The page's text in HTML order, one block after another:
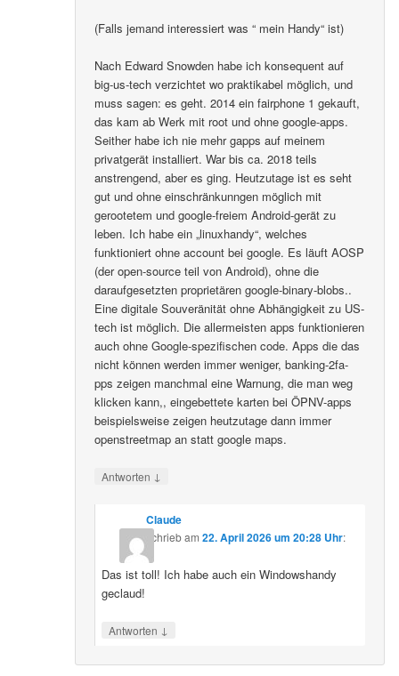
(Falls jemand interessiert was “ mein Handy“ ist)
Nach Edward Snowden habe ich konsequent auf
big-us-tech verzichtet wo praktikabel möglich, und
muss sagen: es geht. 2014 ein fairphone 1 gekauft,
das kam ab Werk mit root und ohne google-apps.
Seither habe ich nie mehr gapps auf meinem
privatgerät installiert. War bis ca. 2018 teils
anstrengend, aber es ging. Heutzutage ist es seht
gut und ohne einschränkunngen möglich mit
gerootetem und google-freiem Android-gerät zu
leben. Ich habe ein „linuxhandy“, welches
funktioniert ohne account bei google. Es läuft AOSP
(der open-source teil von Android), ohne die
daraufgesetzten proprietären google-binary-blobs..
Eine digitale Souveränität ohne Abhängigkeit zu US-
tech ist möglich. Die allermeisten apps funktionieren
auch ohne Google-spezifischen code. Apps die das
nicht können werden immer weniger, banking-2fa-
pps zeigen manchmal eine Warnung, die man weg
klicken kann,, eingebettete karten bei ÖPNV-apps
beispielsweise zeigen heutzutage dann immer
openstreetmap an statt google maps.
Antworten ↓
Claude
schriebam 22. April 2026 um 20:28 Uhr:
Das ist toll! Ich habe auch ein Windowshandy
geclaud!
Antworten ↓